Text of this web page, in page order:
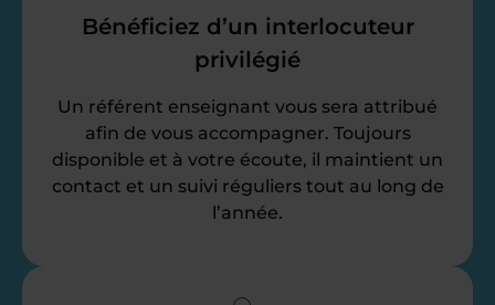
Bénéficiez d’un interlocuteur
privilégié
Un référent enseignant vous sera attribué
afin de vous accompagner. Toujours
disponible et à votre écoute, il maintient un
contact et un suivi réguliers tout au long de
l’année.